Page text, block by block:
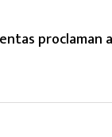
proclaman